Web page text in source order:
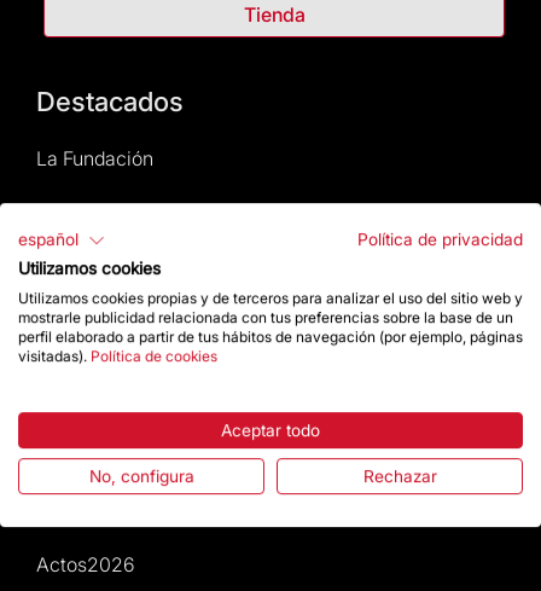
Tienda
Destacados
La Fundación
Atención al Visitante
Normativa y condiciones de compra
Agenda
Actos2026
español
Política de privacidad
Utilizamos cookies
Utilizamos cookies propias y de terceros para analizar el uso del sitio web y
mostrarle publicidad relacionada con tus preferencias sobre la base de un
perfil elaborado a partir de tus hábitos de navegación (por ejemplo, páginas
visitadas). Política de cookies
Aceptar todo
No, configura Rechazar